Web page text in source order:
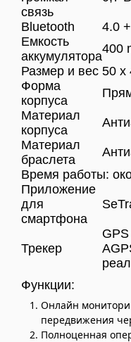
связь
Bluetooth
4.0
Емкость
аккумулятора
400
Размер и вес 50 x
Форма
корпуса
Материал
корпуса
Материал
браслета
Время работы:
Приложение
для
смартфона
Трекер
Функции:
Онлайн
передвижения
Полноценная